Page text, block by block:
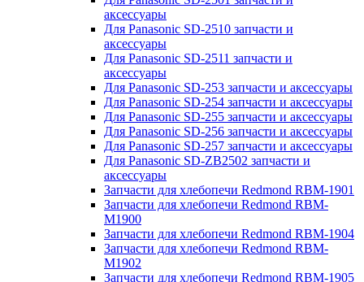
аксессуары
Для Panasonic SD-2510 запчасти и
аксессуары
Для Panasonic SD-2511 запчасти и
аксессуары
Для Panasonic SD-253 запчасти и аксессуары
Для Panasonic SD-254 запчасти и аксессуары
Для Panasonic SD-255 запчасти и аксессуары
Для Panasonic SD-256 запчасти и аксессуары
Для Panasonic SD-257 запчасти и аксессуары
Для Panasonic SD-ZB2502 запчасти и
аксессуары
Запчасти для хлебопечи Redmond RBM-1901
Запчасти для хлебопечи Redmond RBM-
M1900
Запчасти для хлебопечи Redmond RBM-1904
Запчасти для хлебопечи Redmond RBM-
M1902
Запчасти для хлебопечи Redmond RBM-1905